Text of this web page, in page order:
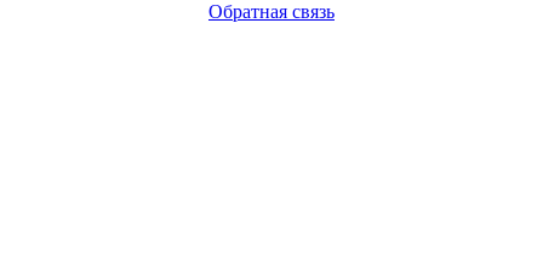
Обратная связь